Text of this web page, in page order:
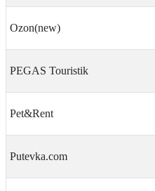
Ozon(new)
PEGAS Touristik
Pet&Rent
Putevka.com